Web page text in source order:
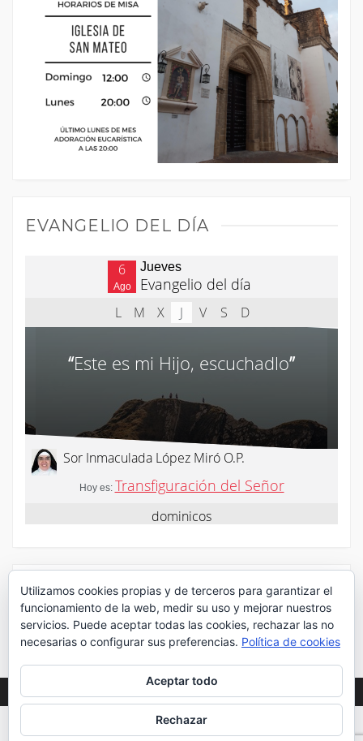
EVANGELIO DEL DÍA
¡Síguenos en Twitter!
Mis tuits
Utilizamos cookies propias y de terceros para garantizar el
funcionamiento de la web, medir su uso y mejorar nuestros
servicios. Puede aceptar todas las cookies, rechazar las no
necesarias o configurar sus preferencias. Política de cookies
Aceptar todo
Rechazar